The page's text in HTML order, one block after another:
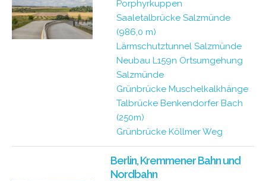
Porphyrkuppen
Saaletalbrücke Salzmünde
(986,0 m)
Lärmschutztunnel Salzmünde
Neubau L159n Ortsumgehung
Salzmünde
Grünbrücke Muschelkalkhänge
Talbrücke Benkendorfer Bach
(250m)
Grünbrücke Köllmer Weg
Berlin, Kremmener Bahn und
Nordbahn